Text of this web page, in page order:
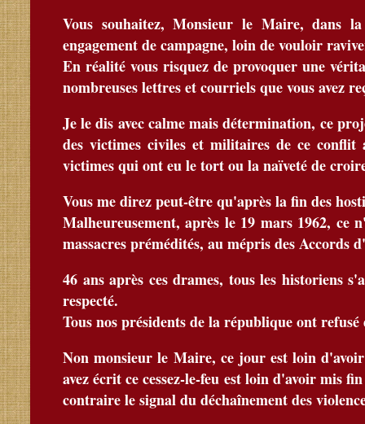
Vous souhaitez, Monsieur le Maire, dans
engagement de campagne, loin de vouloir
En réalité vous risquez de provoquer une
nombreuses lettres et courriels que vous avez
Je le dis avec calme mais détermination, ce
des victimes civiles et militaires de ce
victimes qui ont eu le tort ou la naïveté de
Vous me direz peut-être qu'après la fin des
Malheureusement, après le 19 mars 1962, ce
massacres prémédités, au mépris des Accords
46 ans après ces drames, tous les historiens
respecté.
Tous nos présidents de la république ont
Non monsieur le Maire, ce jour est loin
avez écrit ce cessez-le-feu est loin d'avoir mis
contraire le signal du déchaînement des